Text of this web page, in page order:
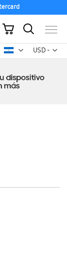
USD -
dólar
Mi carrito